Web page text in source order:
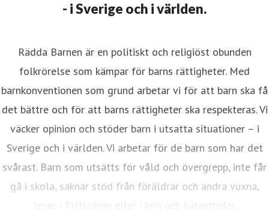
- i Sverige och i världen.
Rädda Barnen är en politiskt och religiöst obunden
folkrörelse som kämpar för barns rättigheter. Med
barnkonventionen som grund arbetar vi för att barn ska få
det bättre och för att barns rättigheter ska respekteras. Vi
väcker opinion och stöder barn i utsatta situationer – i
Sverige och i världen. Vi arbetar för de barn som har det
svårast. Barn som utsätts för våld och övergrepp, inte får
gå i skola, saknar stöd från föräldrar och andra vuxna,
lever i fattigdom eller i krig och katastrofer.